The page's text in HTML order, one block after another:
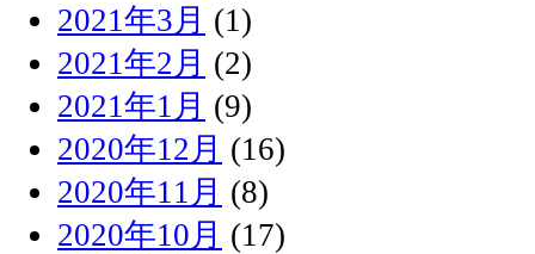
2021年3月 (1)
2021年2月 (2)
2021年1月 (9)
2020年12月 (16)
2020年11月 (8)
2020年10月 (17)